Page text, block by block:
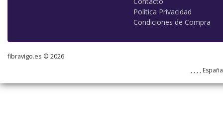
Política Privacidad
Condiciones de Compra
fibravigo.es © 2026
, , , ,